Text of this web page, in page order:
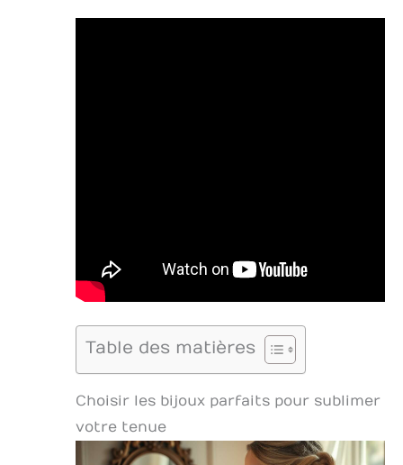
Table des matières
Choisir les bijoux parfaits pour sublimer
votre tenue